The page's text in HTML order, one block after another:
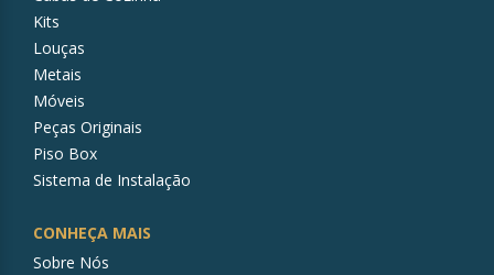
Kits
Louças
Metais
Móveis
Peças Originais
Piso Box
Sistema de Instalação
CONHEÇA MAIS
Sobre Nós